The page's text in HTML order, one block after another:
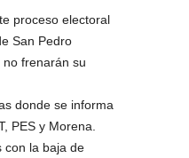
proceso electoral
San Pedro
frenarán su
donde se informa
PES y Morena.
con la baja de